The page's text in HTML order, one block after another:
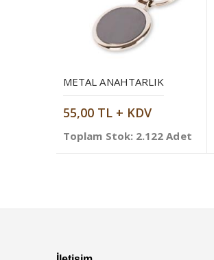
METAL ANAHTARLIK
55,00 TL + KDV
Toplam Stok: 2.122 Adet